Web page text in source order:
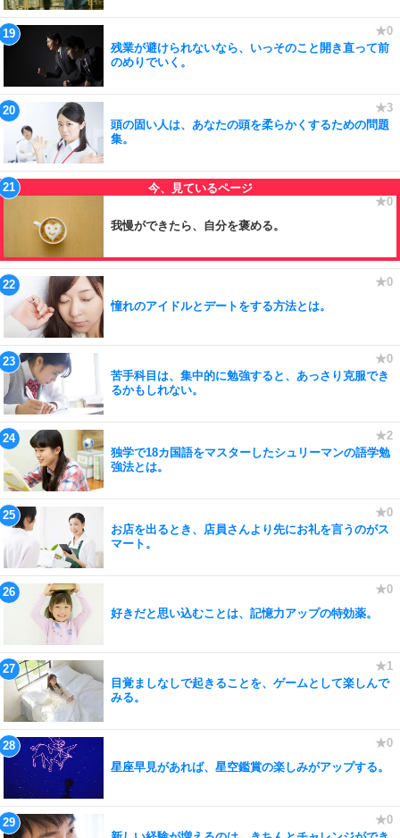
残業が避けられないなら、いっそのこと開き直って前
のめりでいく。
頭の固い人は、あなたの頭を柔らかくするための問題
集。
我慢ができたら、自分を褒める。
憧れのアイドルとデートをする方法とは。
苦手科目は、集中的に勉強すると、あっさり克服でき
るかもしれない。
独学で18カ国語をマスターしたシュリーマンの語学勉
強法とは。
お店を出るとき、店員さんより先にお礼を言うのがス
マート。
好きだと思い込むことは、記憶力アップの特効薬。
目覚ましなしで起きることを、ゲームとして楽しんで
みる。
星座早見があれば、星空鑑賞の楽しみがアップする。